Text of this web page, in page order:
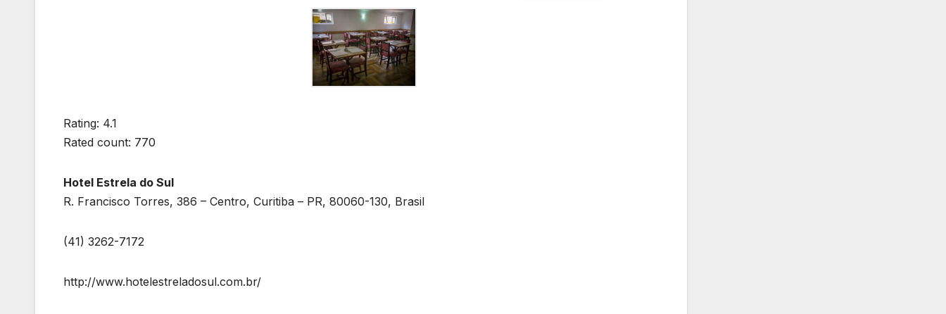
Rating: 4.1
Rated count: 770
Hotel Estrela do Sul
R. Francisco Torres, 386 – Centro, Curitiba – PR, 80060-130, Brasil
(41) 3262-7172
http://www.hotelestreladosul.com.br/